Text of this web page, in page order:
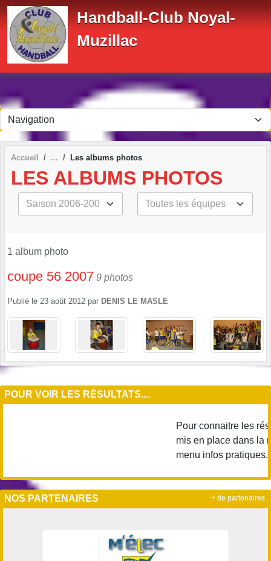
Handball-Club Noyal-
Muzillac
Accueil Les albums photos
LES ALBUMS PHOTOS
1 album photo
coupe 56 2007 9 photos
Publié le 23 août 2012 par DENIS LE MASLE
POUR VOIR LES RÉSULTATS....
Pour connaitre les
mis en place dans la
menu infos pratiques...
NOS PARTENAIRES + de partenaires
Panneau de gestion des cookies